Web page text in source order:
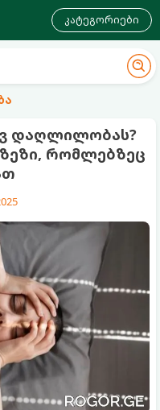
კატეგორიები
დაღლილობას?
რომლებზეც